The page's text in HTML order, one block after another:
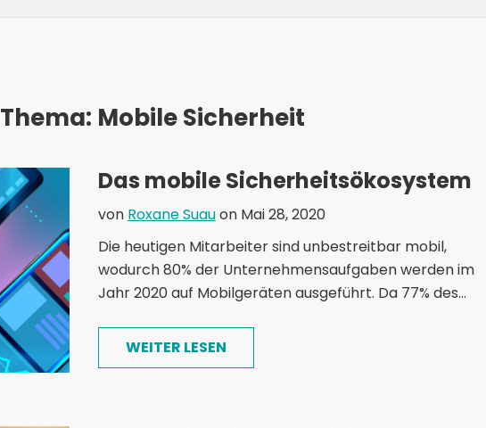
Thema: Mobile Sicherheit
Das mobile Sicherheitsökosystem
von Roxane Suauon Mai 28, 2020
Die heutigen Mitarbeiter sind unbestreitbar mobil,
wodurch 80% der Unternehmensaufgaben werden im
Jahr 2020 auf Mobilgeräten ausgeführt. Da 77% des...
WEITER LESEN